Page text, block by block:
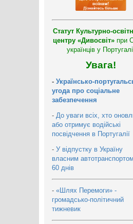
Статут Культурно-
центру «Дивосвіт» при
українців у
Увага!
- Українсько-
угода про соціальне
забезпечення
- До уваги всіх, хто
або отримує водійські
посвідчення в Португалії
- У відпустку в Україну
власним
60 днів
- «Шлях Перемоги» -
громадсько-політичний
тижневик